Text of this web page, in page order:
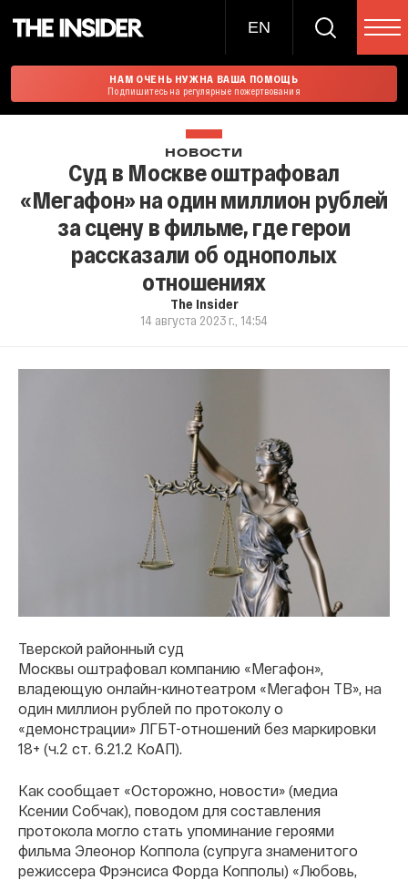
EN
НАМ ОЧЕНЬ НУЖНА ВАША ПОМОЩЬ
Подпишитесь на регулярные пожертвования
НОВОСТИ
Суд в Москве оштрафовал
«Мегафон» на один миллион рублей
за сцену в фильме, где герои
рассказали об однополых
отношениях
The Insider
14 августа 2023 г., 14:54
Тверской районный суд
Москвы оштрафовал компанию «Мегафон»,
владеющую онлайн-кинотеатром «Мегафон ТВ», на
один миллион рублей по протоколу о
«демонстрации» ЛГБТ-отношений без маркировки
18+ (ч.2 ст. 6.21.2 КоАП).
Как сообщает «Осторожно, новости» (медиа
Ксении Собчак), поводом для составления
протокола могло стать упоминание героями
фильма Элеонор Коппола (супруга знаменитого
режиссера Фрэнсиса Форда Копполы) «Любовь,